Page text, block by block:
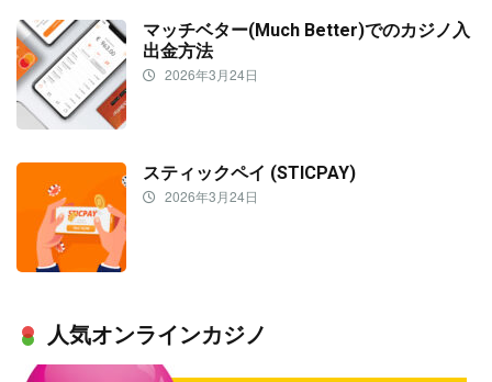
マッチベター(Much Better)でのカジノ入
出金方法
2026年3月24日
スティックペイ (STICPAY)
2026年3月24日
人気オンラインカジノ